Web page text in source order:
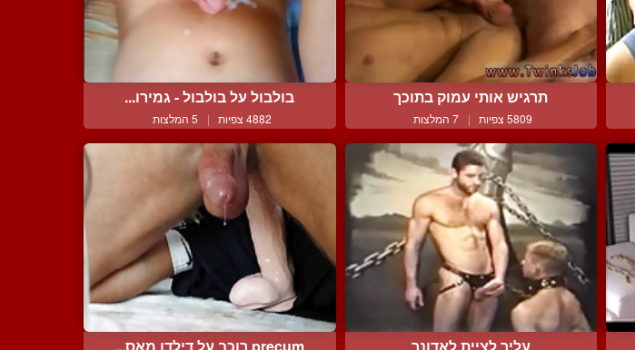
תרגיש אותי עמוק בתוכך
5809 צפיות | 7 המלצות
בולבול על בולבול - גמירו...
4882 צפיות | 5 המלצות